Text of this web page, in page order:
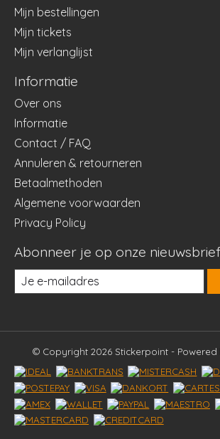
Mijn bestellingen
Mijn tickets
Mijn verlanglijst
Informatie
Over ons
Informatie
Contact / FAQ
Annuleren & retourneren
Betaalmethoden
Algemene voorwaarden
Privacy Policy
Abonneer je op onze nieuwsbrief
© Copyright 2026 Stickerpoint - Powered